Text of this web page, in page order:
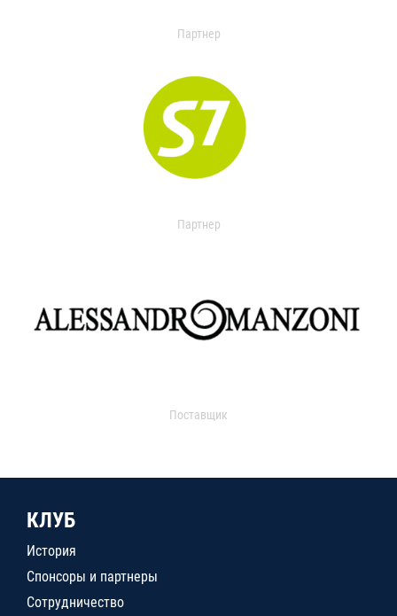
Партнер
Партнер
Поставщик
КЛУБ
История
Спонсоры и партнеры
Сотрудничество